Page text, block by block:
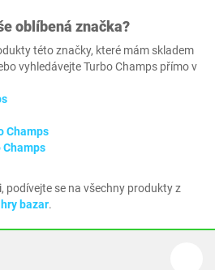
oblíbená značka?
této značky, které mám skladem
vyhledávejte Turbo Champs přímo v
Champs
Champs
podívejte se na všechny produkty z
bazar.